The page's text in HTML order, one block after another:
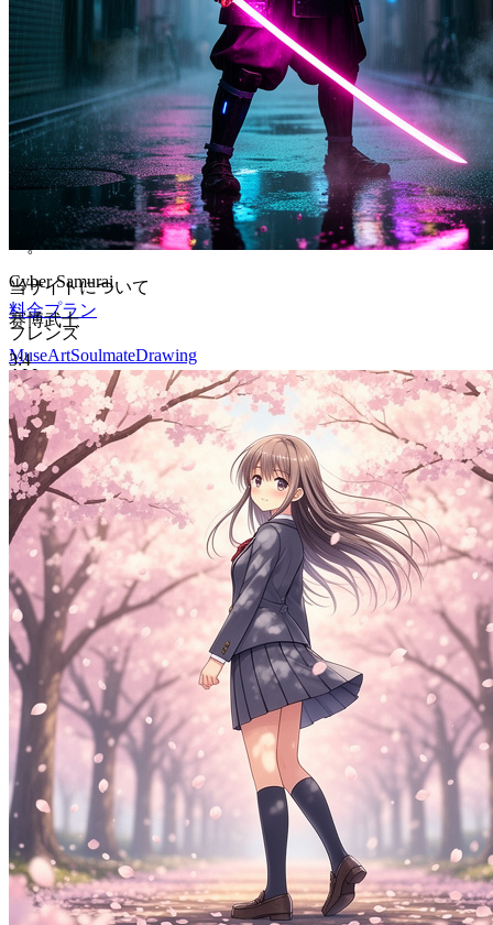
Cyber Samurai
赛博武士
3:4
Muse art AI
無料の開始クレジットと、さらに多く制作するための柔軟な
有料クレジットパックを備えたAI画像・動画ジェネレータ
ー。
当サイトについて
料金プラン
フレンズ
MuseArtSoulmateDrawing
AI Image
GPT Image 2Nano Banana ProNano Banana 2Grok Imagine
AI Video
Sora 2 Pro Storyboard Veo 3.1Veo 3.1 FastWan 2.6
Seedance 1.5
Pro Hailuo 2.3 Kling 3.0
Grok Imagine Video
Built with ❤️ MuseArt
日本語
© 2026 Muse art AI, All rights reserved
プライバシーポリシー
利用規約
対応言語
🇺🇸 English 🇨🇳 简体中文 🇪🇸Español
Deutsch
🇫🇷
Français 🇧🇷 Português (Brasil) 🇯🇵日本語 🇰🇷한국어
🇷🇺
Русский 🇹🇼繁體中文 🇸🇦 العربية 🇹🇭ไทย 🇻🇳
Tiếng Việt
🇮🇹Italiano 🇵🇱Polski 🇩🇰 Dansk 🇳🇴Norsk bokmål
🇳🇱 Nederlands 🇮🇩 Bahasa Indonesia 🇹🇷 Türkçe